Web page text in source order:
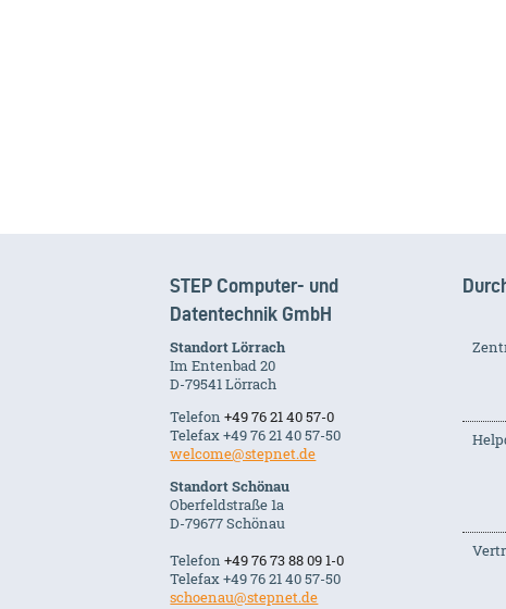
STEP Computer- und
Datentechnik GmbH
Standort Lörrach
Im Entenbad 20
D-79541 Lörrach
Telefon+49 76 21 40 57-0
Telefax +49 76 21 40 57-50
welcome@stepnet.de
Standort Schönau
Oberfeldstraße 1a
D-79677 Schönau
Telefon+49 76 73 88 09 1-0
Telefax +49 76 21 40 57-50
schoenau@stepnet.de